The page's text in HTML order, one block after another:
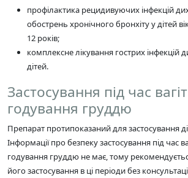
профілактика рецидивуючих інфекцій
обострень хронічного бронхіту у дітей
12 років;
комплексне лікування гострих інфекцій
дітей.
Застосування під час
годування груддю
Препарат протипоказаний для застосування
Інформації про безпеку застосування під час
годування груддю не має, тому
його застосування в ці періоди без